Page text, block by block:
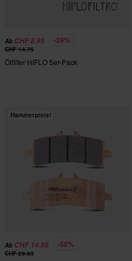
Ab CHF 8.95 -39%
CHF 14.75
Ölfilter HIFLO 5er-Pack
Hammerpreis!
Ab CHF 14.95 -50%
CHF 29.95